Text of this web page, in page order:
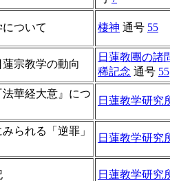
ついて 棲神 通号 55
宗教学の動向
日蓮教團の諸
稀記念 通号 55
華経大意』につ
日蓮教学研究
られる「逆罪」
日蓮教学研究
日蓮教学研究